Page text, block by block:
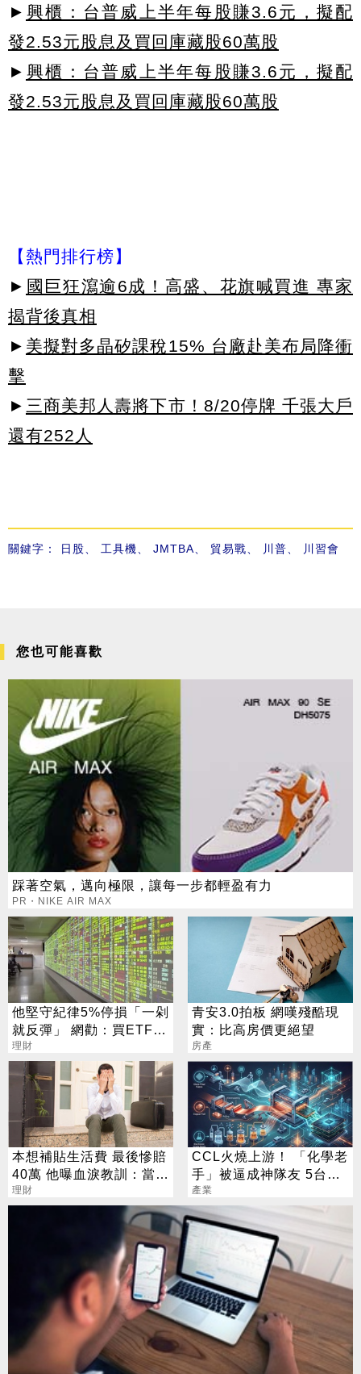
► 興櫃：台普威上半年每股賺3.6元，擬配
發2.53元股息及買回庫藏股60萬股
► 興櫃：台普威上半年每股賺3.6元，擬配
發2.53元股息及買回庫藏股60萬股
【熱門排行榜】
► 國巨狂瀉逾6成！高盛、花旗喊買進 專家
揭背後真相
► 美擬對多晶矽課稅15% 台廠赴美布局降衝
擊
► 三商美邦人壽將下市！8/20停牌 千張大戶
還有252人
關鍵字： 日股 工具機 JMTBA 貿易戰 川普 川習會
您也可能喜歡
踩著空氣，邁向極限，讓每一步都輕盈有力
PR・NIKE AIR MAX
他堅守紀律5%停損「一剁
就反彈」 網勸：買ETF刪
App
理財
青安3.0拍板 網嘆殘酷現
實：比高房價更絕望
房產
本想補貼生活費 最後慘賠
40萬 他曝血淚教訓：當沖
是毒藥
理財
CCL火燒上游！ 「化學老
手」被逼成神隊友 5台廠
默默發財
產業